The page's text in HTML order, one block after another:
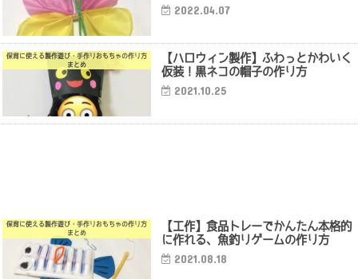
2022.04.07
保育に使える製作遊び・手作りおもちゃの作り方
まとめ
【ハロウィン製作】ふわっとかわいく
仮装！黒ネコの帽子の作り方
2021.10.25
保育に使える製作遊び・手作りおもちゃの作り方
まとめ
【工作】食品トレーでかんたん本格的
に作れる、魚釣りゲームの作り方
2021.08.18